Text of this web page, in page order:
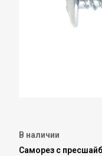
В наличии
Саморез с